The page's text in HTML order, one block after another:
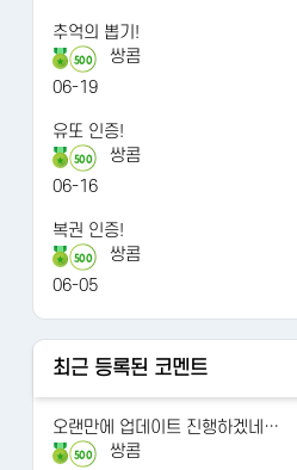
추억의 뽑기!
500
쌍콤
06-19
유또 인증!
500
쌍콤
06-16
복권 인증!
500
쌍콤
06-05
최근 등록된 코멘트
오랜만에 업데이트 진행하겠네…
500
쌍콤